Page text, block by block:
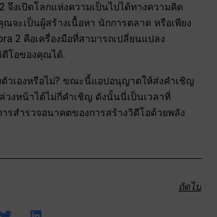
จึงเปิดโลกแห่งความเป็นไปได้ทางความคิด
ณจะเป็นผู้สร้างเนื้อหา นักการตลาด หรือเพียง
2 คือเครื่องมือที่สามารถเปลี่ยนแปลง
โอของคุณได้.
วเองหรือไม่? ขณะนี้แอปอนุญาตให้ส่งคำเชิญ
วงหน้าได้ไม่กี่คำเชิญ ดังนั้นนี่เป็นเวลาที่
รสำรวจอนาคตของการสร้างวิดีโอด้วยพลัง
ถัดไป